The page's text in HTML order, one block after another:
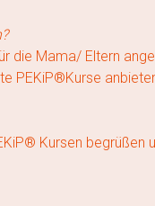
die Mama/ Eltern
PEKiP®Kurse
Kursen begrüßen